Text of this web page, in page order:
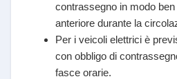
contrassegno in modo
anteriore durante la
Per i veicoli elettrici è
con obbligo di
fasce orarie.